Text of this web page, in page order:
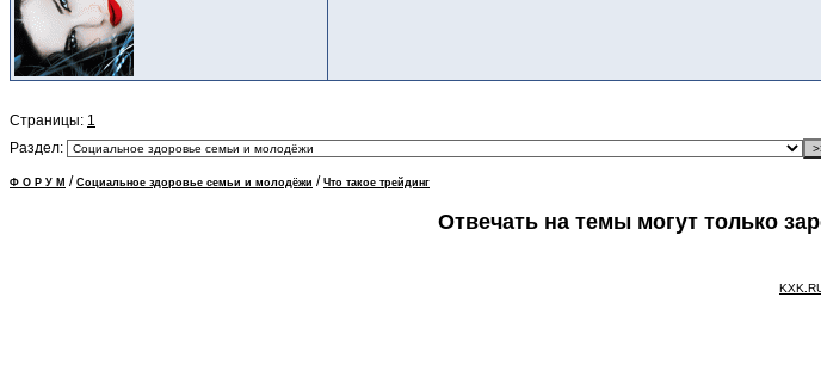
Страницы: 1
Раздел:
Ф О Р У М / Социальное здоровье семьи и молодёжи / Что такое трейдинг
Отвечать на темы могут только